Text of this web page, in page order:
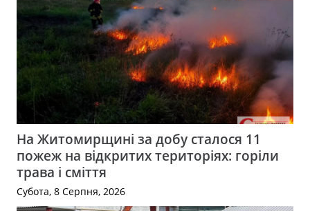
На Житомирщині за добу сталося 11
пожеж на відкритих територіях: горіли
трава і сміття
Субота, 8 Серпня, 2026